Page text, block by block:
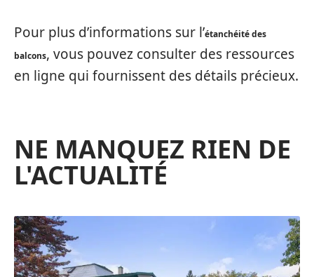
Pour plus d’informations sur l’étanchéité des
balcons, vous pouvez consulter des ressources
en ligne qui fournissent des détails précieux.
NE MANQUEZ RIEN DE
L'ACTUALITÉ